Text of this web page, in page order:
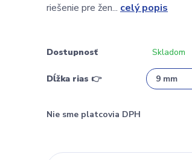
riešenie pre žen... celý popis
Dostupnosť Skladom
Dĺžka rias 👉
Nie sme platcovia DPH